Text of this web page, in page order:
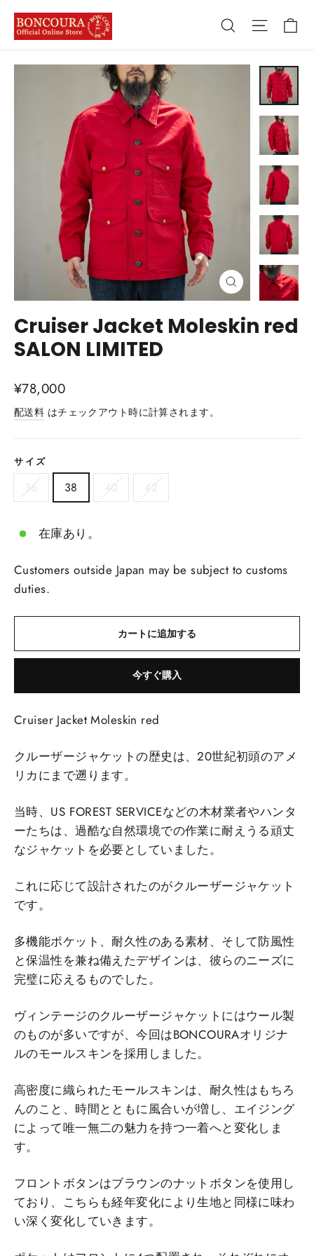
テ
検索するナビ
閉
じ
Cruiser Jacket Moleskin red
SALON LIMITED
通
常
価
格
¥78,000
配送料 はチェックアウト時に計算されます。
サイズ
36 38 40 42
在庫あり。
Customers outside Japan may be subject to customs
duties.
カートに追加する
今すぐ購入
Cruiser Jacket Moleskin red
クルーザージャケットの歴史は、20世紀初頭のアメ
リカにまで遡ります。
当時、US FOREST SERVICEなどの木材業者やハンタ
ーたちは、過酷な自然環境での作業に耐えうる頑丈
なジャケットを必要としていました。
これに応じて設計されたのがクルーザージャケット
です。
多機能ポケット、耐久性のある素材、そして防風性
と保温性を兼ね備えたデザインは、彼らのニーズに
完璧に応えるものでした。
ヴィンテージのクルーザージャケットにはウール製
のものが多いですが、今回はBONCOURAオリジナ
ルのモールスキンを採用しました。
高密度に織られたモールスキンは、耐久性はもちろ
んのこと、時間とともに風合いが増し、エイジング
によって唯一無二の魅力を持つ一着へと変化しま
す。
フロントボタンはブラウンのナットボタンを使用し
ており、こちらも経年変化により生地と同様に味わ
い深く変化していきます。